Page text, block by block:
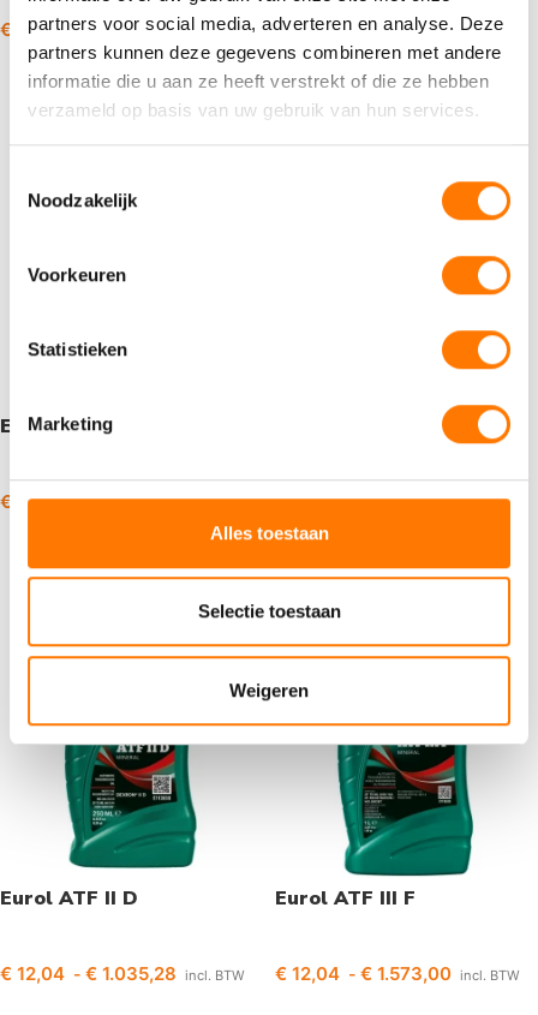
partners voor social media, adverteren en analyse. Deze
partners kunnen deze gegevens combineren met andere
informatie die u aan ze heeft verstrekt of die ze hebben
verzameld op basis van uw gebruik van hun services.
Noodzakelijk
Voorkeuren
Statistieken
Marketing
Alles toestaan
Selectie toestaan
Weigeren
€ 11,62 - €1.694,00 incl. BTW
Opties selecteren
€16,34 - €1.870,78 incl. BTW
Opties selecteren
Eurol ATF 7300
€ 13,92 -€564,03 incl. BTW €13,92 -€572,21 incl. BTW
Opties selecteren
Eurol ATF II D
€ 12,04 - € 1.035,28 incl. BTW
Eurol ATF III F
€ 12,04 - € 1.573,00 incl. BTW